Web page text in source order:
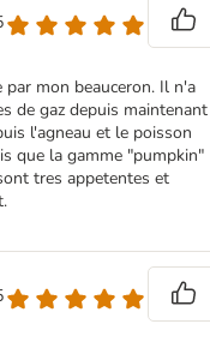
mon beauceron. Il n'a
de gaz depuis maintenant
l'agneau et le poisson
que la gamme "pumpkin"
tres appetentes et